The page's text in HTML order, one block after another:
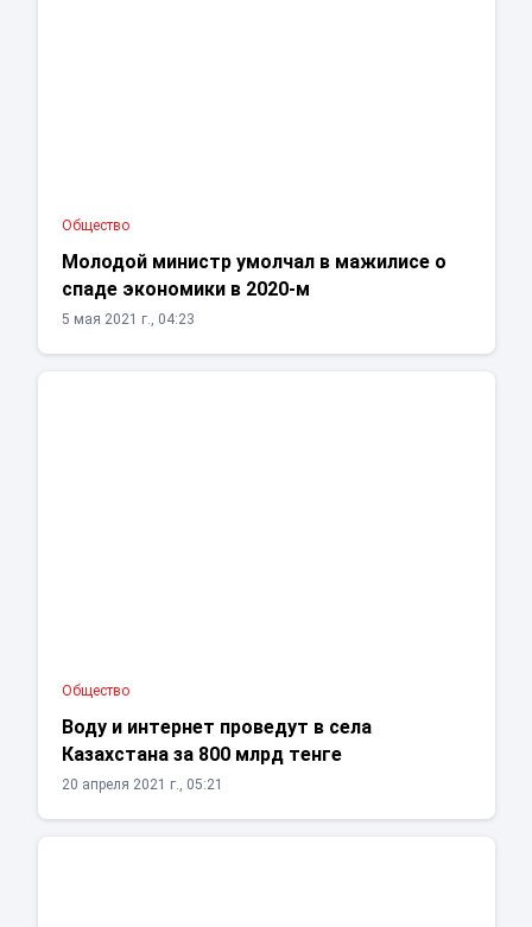
Общество
Молодой министр умолчал в мажилисе о
спаде экономики в 2020-м
5 мая 2021 г., 04:23
Общество
Воду и интернет проведут в села
Казахстана за 800 млрд тенге
20 апреля 2021 г., 05:21